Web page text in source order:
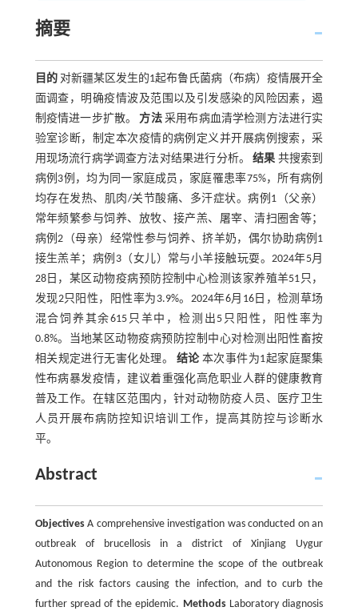
摘要
目的对新疆某区发生的1起布鲁氏菌病（布病）疫情展开全
面调查，明确疫情波及范围以及引发感染的风险因素，遏
制疫情进一步扩散。方法采用布病血清学检测方法进行实
验室诊断，制定本次疫情的病例定义并开展病例搜索，采
用现场流行病学调查方法对结果进行分析。结果 共搜索到
病例3例，均为同一家庭成员，家庭罹患率75%，所有病例
均存在发热、肌肉/关节酸痛、多汗症状。病例1（父亲）
常年频繁参与饲养、放牧、接产羔、屠宰、清扫圈舍等；
病例2（母亲）经常性参与饲养、挤羊奶，偶尔协助病例1
接生羔羊；病例3（女儿）常与小羊接触玩耍。2024年5月
28日，某区动物疫病预防控制中心检测该家养殖羊51只，
发现2只阳性，阳性率为3.9%。2024年6月16日，检测草场
混合饲养其余615只羊中，检测出5只阳性，阳性率为
0.8%。当地某区动物疫病预防控制中心对检测出阳性畜按
相关规定进行无害化处理。 结论本次事件为1起家庭聚集
性布病暴发疫情，建议着重强化高危职业人群的健康教育
普及工作。在辖区范围内，针对动物防疫人员、医疗卫生
人员开展布病防控知识培训工作，提高其防控与诊断水
平。
Abstract
ObjectivesA comprehensive investigation was conducted on an
outbreak of brucellosis in a district of Xinjiang Uygur
Autonomous Region to determine the scope of the outbreak
and the risk factors causing the infection, and to curb the
further spread of the epidemic. MethodsLaboratory diagnosis